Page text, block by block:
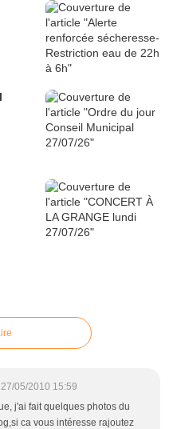
27/05/2010 15:59
j'ai fait quelques photos du
ca vous intéresse rajoutez